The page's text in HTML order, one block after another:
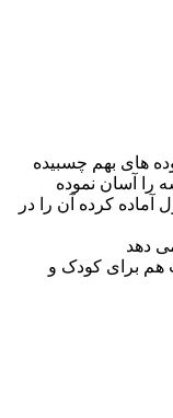
های بهم چسبیده
را آسان نموده
کرده آن را در
دهد
هم برای کودک و